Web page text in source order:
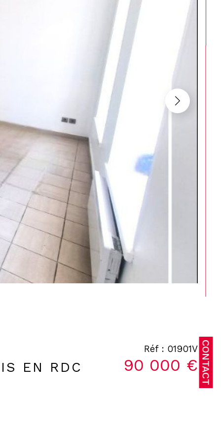
CONTACT
EN RDC
Réf : 01901V
90 000 €